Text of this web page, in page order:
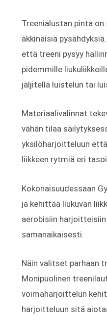
Treenialustan pinta
äkkinäisiä
että treeni pysyy
pidemmille
jäljitellä luistelun tai
Materiaalivalinnat
vähän tilaa
yksilöharjoitteluun
liikkeen rytmiä eri
Kokonaisuudessaan
ja kehittää liukuvan
aerobisiin
samanaikaisesti.
Näin valitset parhaan
Monipuolinen
voimaharjoittelun
harjoitteluun sitä